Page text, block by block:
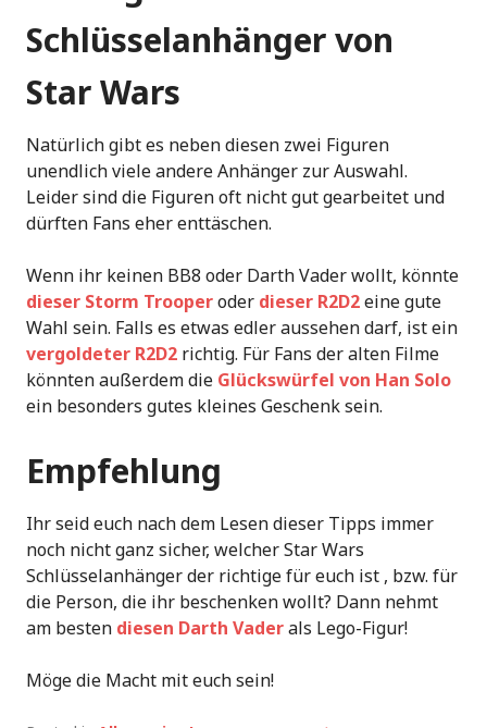
Schlüsselanhänger von
Star Wars
Natürlich gibt es neben diesen zwei Figuren
unendlich viele andere Anhänger zur Auswahl.
Leider sind die Figuren oft nicht gut gearbeitet und
dürften Fans eher enttäschen.
Wenn ihr keinen BB8 oder Darth Vader wollt, könnte
dieser Storm Trooperoder dieser R2D2eine gute
Wahl sein. Falls es etwas edler aussehen darf, ist ein
vergoldeter R2D2 richtig. Für Fans der alten Filme
könnten außerdem die Glückswürfel von Han Solo
ein besonders gutes kleines Geschenk sein.
Empfehlung
Ihr seid euch nach dem Lesen dieser Tipps immer
noch nicht ganz sicher, welcher Star Wars
Schlüsselanhänger der richtige für euch ist , bzw. für
die Person, die ihr beschenken wollt? Dann nehmt
am besten diesen Darth Vaderals Lego-Figur!
Möge die Macht mit euch sein!